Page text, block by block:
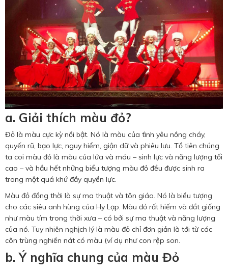
a. Giải thích màu đỏ?
Đỏ là màu cực kỳ nổi bật. Nó là màu của tình yêu nồng cháy,
quyến rũ, bạo lực, nguy hiểm, giận dữ và phiêu lưu. Tổ tiên chúng
ta coi màu đỏ là màu của lửa và máu – sinh lực và năng lượng tối
cao – và hầu hết những biểu tượng màu đỏ đều được sinh ra
trong một quá khứ đầy quyền lực.
Màu đỏ đồng thời là sự ma thuật và tôn giáo. Nó là biểu tượng
cho các siêu anh hùng của Hy Lạp. Màu đỏ rất hiếm và đắt giống
như màu tím trong thời xưa – có bởi sự ma thuật và năng lượng
của nó. Tuy nhiên nghịch lý là màu đỏ chỉ đơn giản là tới từ các
côn trùng nghiền nát có màu (ví dụ như con rệp son.
b. Ý nghĩa chung của màu Đỏ